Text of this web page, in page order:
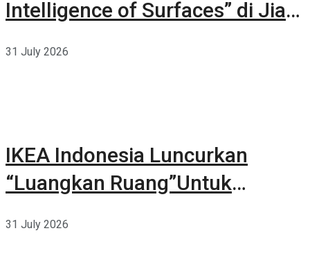
Intelligence of Surfaces” di Jia
31 July 2026
IKEA Indonesia Luncurkan
“Luangkan Ruang”Untuk
31 July 2026